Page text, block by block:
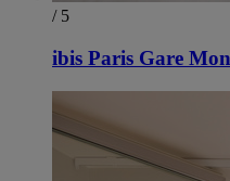
/ 5
ibis Paris Gare